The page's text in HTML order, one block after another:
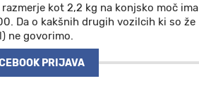
kot 2,2 kg na konjsko moč ima
Da o kakšnih drugih vozilcih ki so že
ne govorimo.
PRIJAVA